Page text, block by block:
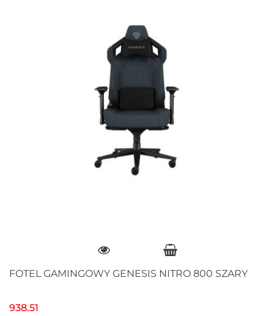
FOTEL GAMINGOWY GENESIS NITRO 800 SZARY
938.51